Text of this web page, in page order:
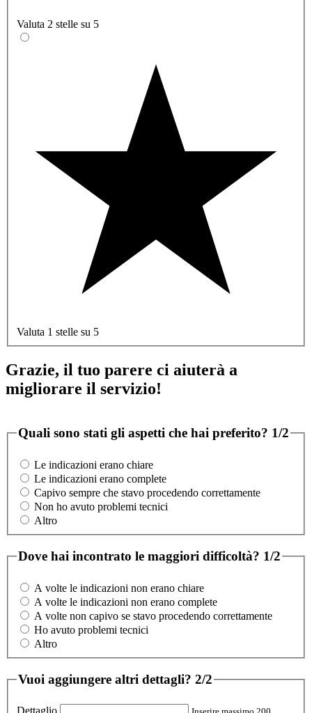
Valuta 2 stelle su 5
Valuta 1 stelle su 5
Grazie, il tuo parere ci aiuterà a
migliorare il servizio!
Quali sono stati gli aspetti che hai preferito? 1/2
Le indicazioni erano chiare
Le indicazioni erano complete
Capivo sempre che stavo procedendo correttamente
Non ho avuto problemi tecnici
Altro
Dove hai incontrato le maggiori difficoltà? 1/2
A volte le indicazioni non erano chiare
A volte le indicazioni non erano complete
A volte non capivo se stavo procedendo correttamente
Ho avuto problemi tecnici
Altro
Vuoi aggiungere altri dettagli? 2/2